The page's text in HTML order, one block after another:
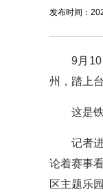
发布时间：
9月
州，踏上
这是
记者
论着赛事
区主题乐